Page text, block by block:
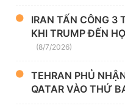
IRAN TẤN CÔNG 3
KHI TRUMP ĐẾN
(8/7/2026)
TEHRAN PHỦ
QATAR VÀO THỨ